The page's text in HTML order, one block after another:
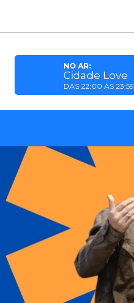
NO AR:
Cidade Love
DAS 22:00 ÀS 23:59